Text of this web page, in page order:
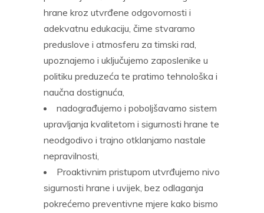
hrane kroz utvrđene odgovornosti i
adekvatnu edukaciju, čime stvaramo
preduslove i atmosferu za timski rad,
upoznajemo i uključujemo zaposlenike u
politiku preduzeća te pratimo tehnološka i
naučna dostignuća,
nadograđujemo i poboljšavamo sistem
upravljanja kvalitetom i sigurnosti hrane te
neodgodivo i trajno otklanjamo nastale
nepravilnosti,
Proaktivnim pristupom utvrđujemo nivo
sigurnosti hrane i uvijek, bez odlaganja
pokrećemo preventivne mjere kako bismo